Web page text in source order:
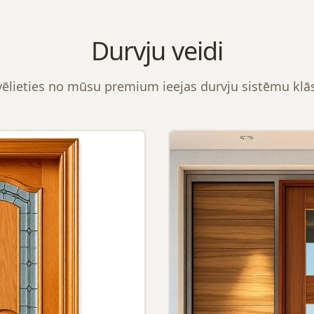
Durvju veidi
no mūsu premium ieejas durvju sistēmu